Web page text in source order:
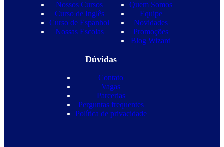
Nossos Cursos
Curso de Inglês
Curso de Espanhol
Nossas Escolas
Quem Somos
Equipe
Novidades
Promoções
Blog Wizard
Dúvidas
Contato
Vagas
Parcerias
Perguntas frequentes
Política de privacidade